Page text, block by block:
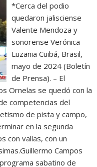
*Cerca del podio
quedaron jalisciense
Valente Mendoza y
sonorense Verónica
Luzania Cuibá, Brasil,
mayo de 2024 (Boletín
de Prensa). – El
Ornelas se quedó con la
competencias del
de pista y campo,
en la segunda
con vallas, con un
Campos
sabatino de